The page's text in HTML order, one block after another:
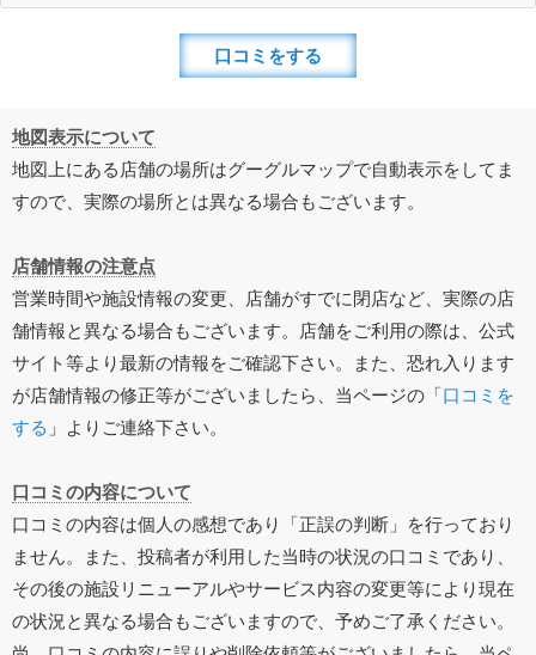
口コミをする
地図表示について
地図上にある店舗の場所はグーグルマップで自動表示をしてま
すので、実際の場所とは異なる場合もございます。
店舗情報の注意点
営業時間や施設情報の変更、店舗がすでに閉店など、実際の店
舗情報と異なる場合もございます。店舗をご利用の際は、公式
サイト等より最新の情報をご確認下さい。また、恐れ入ります
が店舗情報の修正等がございましたら、当ページの「口コミを
する 」よりご連絡下さい。
口コミの内容について
口コミの内容は個人の感想であり「正誤の判断」を行っており
ません。また、投稿者が利用した当時の状況の口コミであり、
その後の施設リニューアルやサービス内容の変更等により現在
の状況と異なる場合もございますので、予めご了承ください。